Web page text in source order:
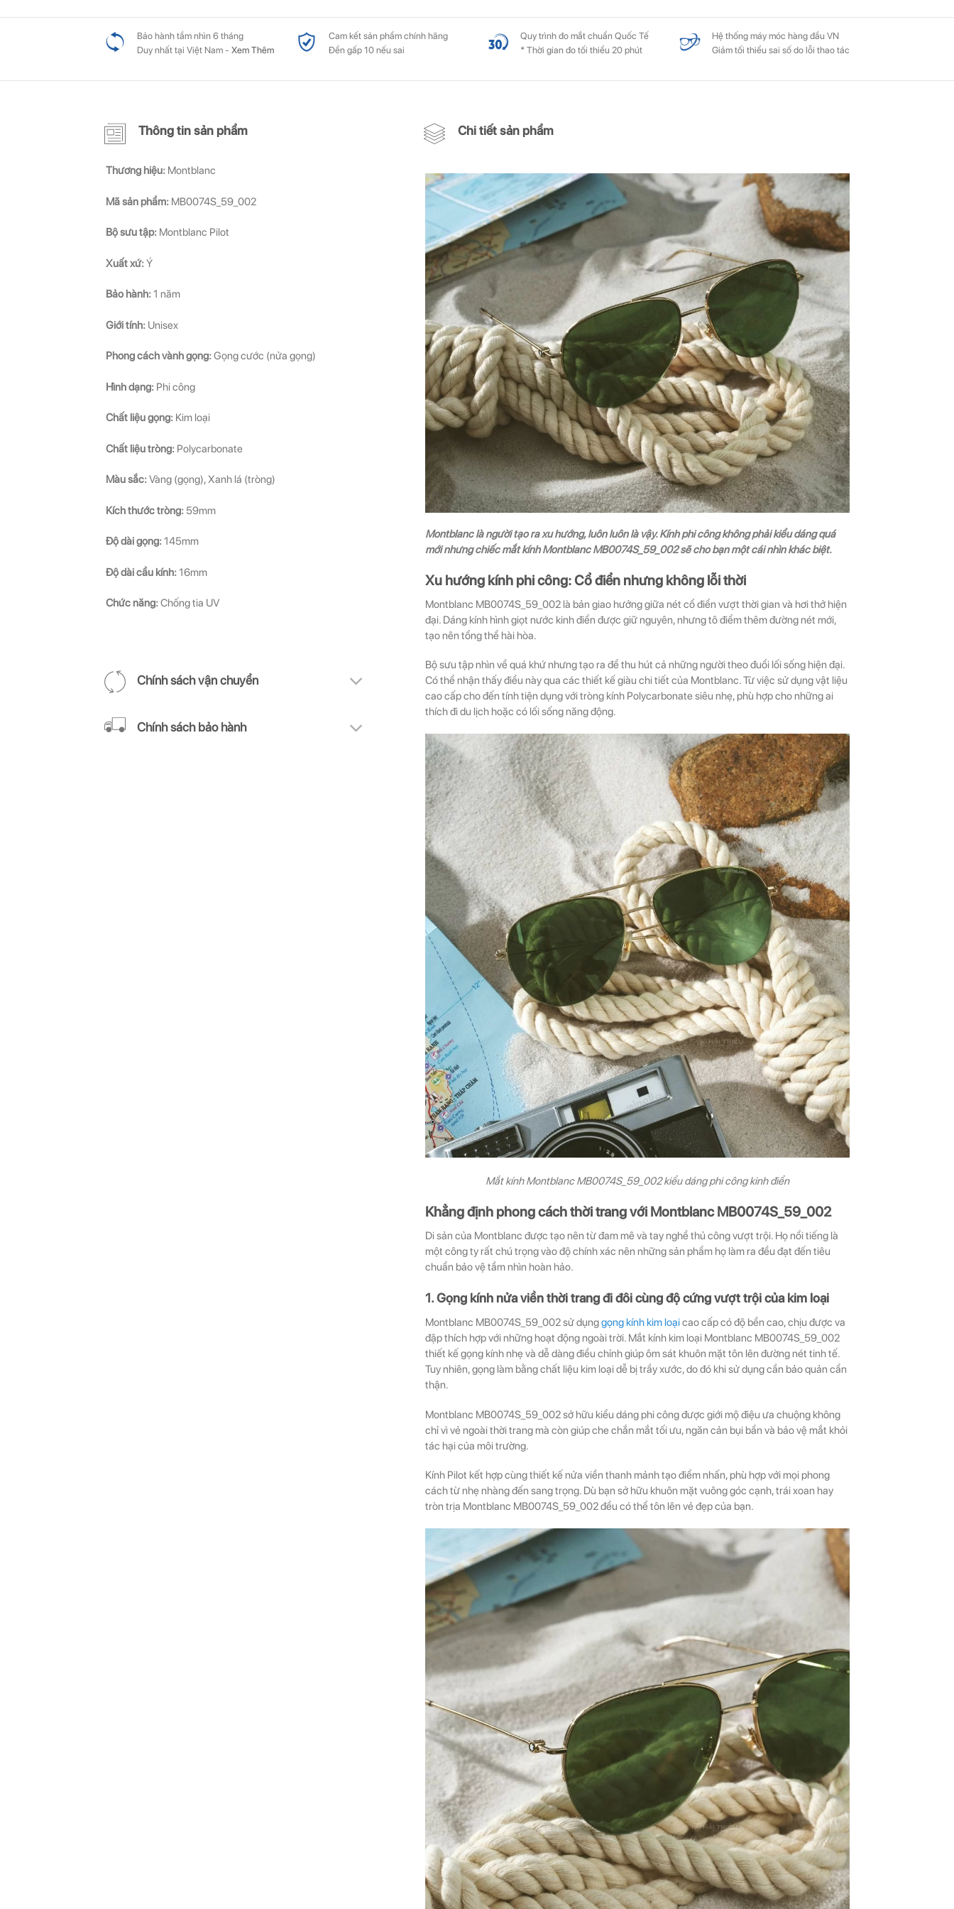
Bảo hành tầm nhìn 6 tháng
Duy nhất tại Việt Nam - Xem Thêm
Cam kết sản phẩm chính hãng
Đền gấp 10 nếu sai
Quy trình đo mắt chuẩn Quốc Tế
* Thời gian đo tối thiểu 20 phút
Hệ thống máy móc hàng đầu VN
Giảm tối thiểu sai số do lỗi thao tác
Thông tin sản phẩm
Thương hiệu: Montblanc
Mã sản phẩm: MB0074S_59_002
Bộ sưu tập: Montblanc Pilot
Xuất xứ:Ý
Bảo hành:1 năm
Giới tính: Unisex
Phong cách vành gọng:Gọng cước (nửa gọng)
Hình dạng: Phi công
Chất liệu gọng: Kim loại
Chất liệu tròng: Polycarbonate
Màu sắc:Vàng (gọng), Xanh lá (tròng)
Kích thước tròng: 59mm
Độ dài gọng:145mm
Độ dài cầu kính:16mm
Chức năng:Chống tia UV
Chính sách vận chuyển
Chính sách bảo hành
Chi tiết sản phẩm
Montblanc là người tạo ra xu hướng, luôn luôn là vậy. Kính phi công không phải kiểu dáng quá
mới nhưng chiếc mắt kính Montblanc MB0074S_59_002 sẽ cho bạn một cái nhìn khác biệt.
Xu hướng kính phi công: Cổ điển nhưng không lỗi thời
Montblanc MB0074S_59_002 là bản giao hưởng giữa nét cổ điển vượt thời gian và hơi thở hiện
đại. Dáng kính hình giọt nước kinh điển được giữ nguyên, nhưng tô điểm thêm đường nét mới,
tạo nên tổng thể hài hòa.
Bộ sưu tập nhìn về quá khứ nhưng tạo ra để thu hút cả những người theo đuổi lối sống hiện đại.
Có thể nhận thấy điều này qua các thiết kế giàu chi tiết của Montblanc. Từ việc sử dụng vật liệu
cao cấp cho đến tính tiện dụng với tròng kính Polycarbonate siêu nhẹ, phù hợp cho những ai
thích đi du lịch hoặc có lối sống năng động.
Mắt kính Montblanc MB0074S_59_002 kiểu dáng phi công kinh điển
Khẳng định phong cách thời trang với Montblanc MB0074S_59_002
Di sản của Montblanc được tạo nên từ đam mê và tay nghề thủ công vượt trội. Họ nổi tiếng là
một công ty rất chú trọng vào độ chính xác nên những sản phẩm họ làm ra đều đạt đến tiêu
chuẩn bảo vệ tầm nhìn hoàn hảo.
1. Gọng kính nửa viền thời trang đi đôi cùng độ cứng vượt trội của kim loại
Montblanc MB0074S_59_002 sử dụnggọng kính kim loạicao cấp có độ bền cao, chịu được va
đập thích hợp với những hoạt động ngoài trời. Mắt kính kim loại Montblanc MB0074S_59_002
thiết kế gọng kính nhẹ và dễ dàng điều chỉnh giúp ôm sát khuôn mặt tôn lên đường nét tinh tế.
Tuy nhiên, gọng làm bằng chất liệu kim loại dễ bị trầy xước, do đó khi sử dụng cần bảo quản cẩn
thận.
Montblanc MB0074S_59_002 sở hữu kiểu dáng phi công được giới mộ điệu ưa chuộng không
chỉ vì vẻ ngoài thời trang mà còn giúp che chắn mắt tối ưu, ngăn cản bụi bẩn và bảo vệ mắt khỏi
tác hại của môi trường.
Kính Pilot kết hợp cùng thiết kế nửa viền thanh mảnh tạo điểm nhấn, phù hợp với mọi phong
cách từ nhẹ nhàng đến sang trọng. Dù bạn sở hữu khuôn mặt vuông góc cạnh, trái xoan hay
tròn trịa Montblanc MB0074S_59_002 đều có thể tôn lên vẻ đẹp của bạn.